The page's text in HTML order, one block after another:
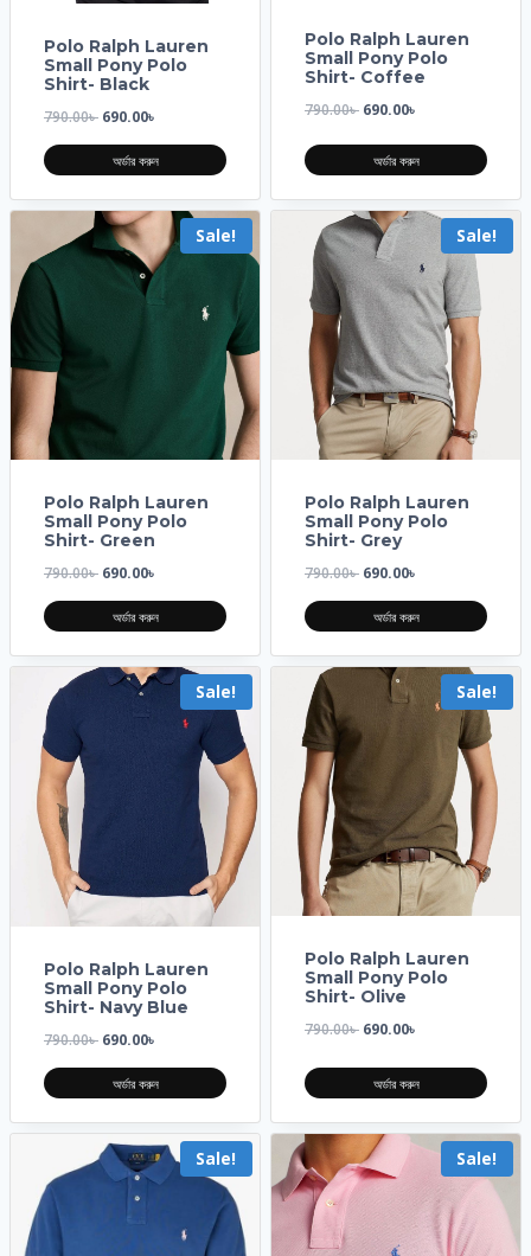
Polo Ralph Lauren
Small Pony Polo
Shirt- Black
790.00৳ 690.00৳
অর্ডার করুন
Polo Ralph Lauren
Small Pony Polo
Shirt- Coffee
790.00৳ 690.00৳
অর্ডার করুন
Sale!
Polo Ralph Lauren
Small Pony Polo
Shirt- Green
790.00৳ 690.00৳
অর্ডার করুন
Sale!
Polo Ralph Lauren
Small Pony Polo
Shirt- Grey
790.00৳ 690.00৳
অর্ডার করুন
Sale!
Polo Ralph Lauren
Small Pony Polo
Shirt- Navy Blue
790.00৳ 690.00৳
অর্ডার করুন
Sale!
Polo Ralph Lauren
Small Pony Polo
Shirt- Olive
790.00৳ 690.00৳
অর্ডার করুন
Sale! Sale!